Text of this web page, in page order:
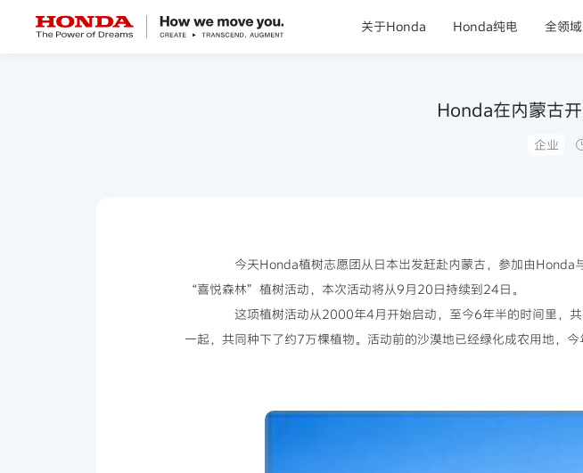
关于Honda Honda纯电 全领
Honda在内蒙古
企业
今天Honda植树志愿团从日本出发赶赴内蒙古，参加由Honda
“喜悦森林”植树活动，本次活动将从9月20日持续到24日。
这项植树活动从2000年4月开始启动，至今6年半的时间里，共
一起，共同种下了约7万棵植物。活动前的沙漠地已经绿化成农用地，